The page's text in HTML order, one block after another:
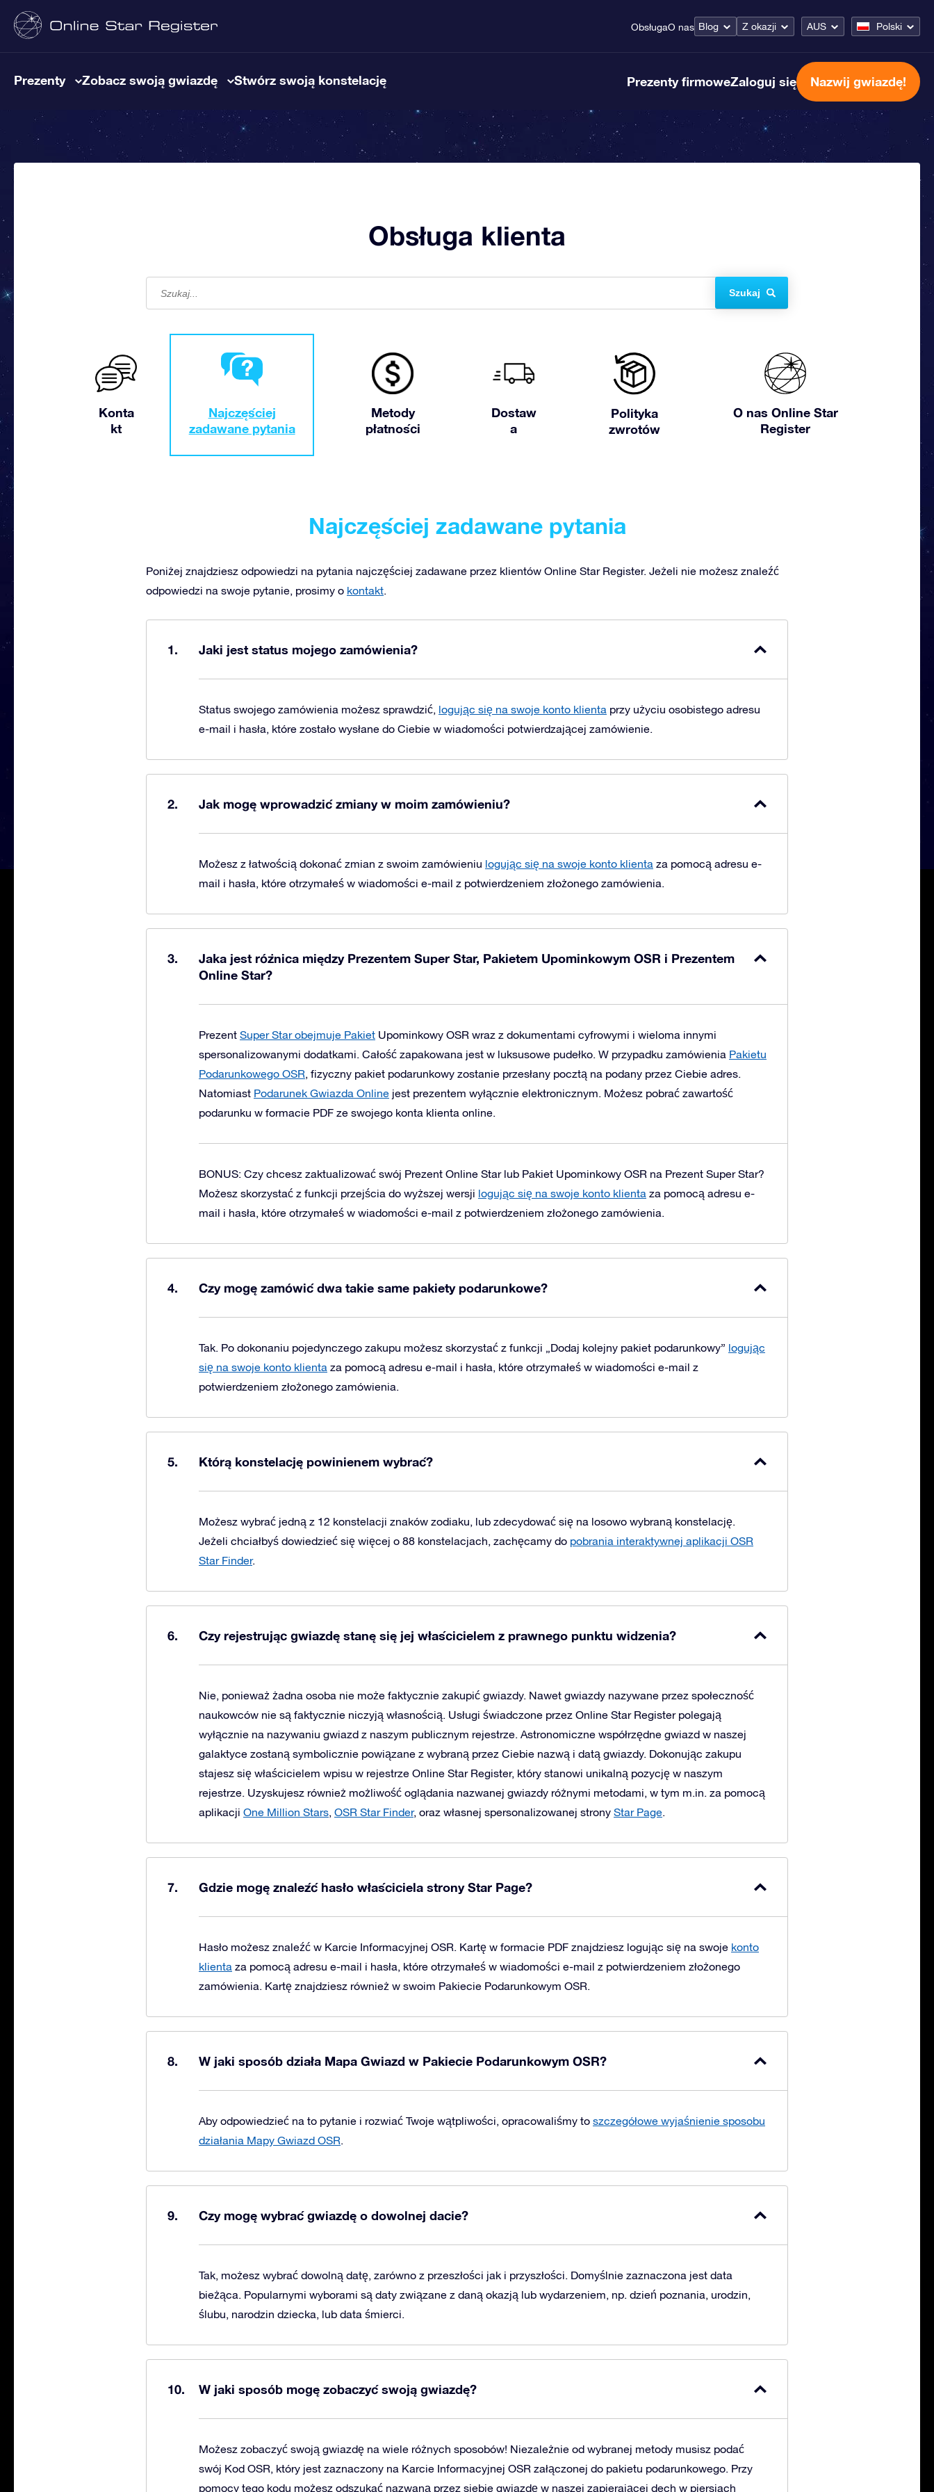
ObsługaO nas Blog Z okazji AUS Polski
Prezenty Zobacz swoją gwiazdę Stwórz swoją konstelację Prezenty firmoweZaloguj się Nazwij gwiazdę!
Obsługa klienta
Szukaj
Konta
kt
Najczęściej
zadawane pytania
Metody
płatności
Dostaw
a
Polityka
zwrotów
O nas Online Star
Register
Najczęściej zadawane pytania
Poniżej znajdziesz odpowiedzi na pytania najczęściej zadawane przez klientów Online Star Register. Jeżeli nie możesz znaleźć
odpowiedzi na swoje pytanie, prosimy o kontakt.
Jaki jest status mojego zamówienia?
Status swojego zamówienia możesz sprawdzić, logując się na swoje konto klienta przy użyciu osobistego adresu
e-mail i hasła, które zostało wysłane do Ciebie w wiadomości potwierdzającej zamówienie.
Jak mogę wprowadzić zmiany w moim zamówieniu?
Możesz z łatwością dokonać zmian z swoim zamówieniu logując się na swoje konto klienta za pomocą adresu e-
mail i hasła, które otrzymałeś w wiadomości e-mail z potwierdzeniem złożonego zamówienia.
Jaka jest różnica między Prezentem Super Star, Pakietem Upominkowym OSR i Prezentem
Online Star?
Prezent Super Star obejmuje Pakiet Upominkowy OSR wraz z dokumentami cyfrowymi i wieloma innymi
spersonalizowanymi dodatkami. Całość zapakowana jest w luksusowe pudełko. W przypadku zamówienia Pakietu
Podarunkowego OSR, fizyczny pakiet podarunkowy zostanie przesłany pocztą na podany przez Ciebie adres.
Natomiast Podarunek Gwiazda Online jest prezentem wyłącznie elektronicznym. Możesz pobrać zawartość
podarunku w formacie PDF ze swojego konta klienta online.
BONUS: Czy chcesz zaktualizować swój Prezent Online Star lub Pakiet Upominkowy OSR na Prezent Super Star?
Możesz skorzystać z funkcji przejścia do wyższej wersji logując się na swoje konto klienta za pomocą adresu e-
mail i hasła, które otrzymałeś w wiadomości e-mail z potwierdzeniem złożonego zamówienia.
Czy mogę zamówić dwa takie same pakiety podarunkowe?
Tak. Po dokonaniu pojedynczego zakupu możesz skorzystać z funkcji „Dodaj kolejny pakiet podarunkowy” logując
się na swoje konto klienta za pomocą adresu e-mail i hasła, które otrzymałeś w wiadomości e-mail z
potwierdzeniem złożonego zamówienia.
Którą konstelację powinienem wybrać?
Możesz wybrać jedną z 12 konstelacji znaków zodiaku, lub zdecydować się na losowo wybraną konstelację.
Jeżeli chciałbyś dowiedzieć się więcej o 88 konstelacjach, zachęcamy do pobrania interaktywnej aplikacji OSR
Star Finder.
Czy rejestrując gwiazdę stanę się jej właścicielem z prawnego punktu widzenia?
Nie, ponieważ żadna osoba nie może faktycznie zakupić gwiazdy. Nawet gwiazdy nazywane przez społeczność
naukowców nie są faktycznie niczyją własnością. Usługi świadczone przez Online Star Register polegają
wyłącznie na nazywaniu gwiazd z naszym publicznym rejestrze. Astronomiczne współrzędne gwiazd w naszej
galaktyce zostaną symbolicznie powiązane z wybraną przez Ciebie nazwą i datą gwiazdy. Dokonując zakupu
stajesz się właścicielem wpisu w rejestrze Online Star Register, który stanowi unikalną pozycję w naszym
rejestrze. Uzyskujesz również możliwość oglądania nazwanej gwiazdy różnymi metodami, w tym m.in. za pomocą
aplikacji One Million Stars, OSR Star Finder, oraz własnej spersonalizowanej strony Star Page.
Gdzie mogę znaleźć hasło właściciela strony Star Page?
Hasło możesz znaleźć w Karcie Informacyjnej OSR. Kartę w formacie PDF znajdziesz logując się na swoje konto
klienta za pomocą adresu e-mail i hasła, które otrzymałeś w wiadomości e-mail z potwierdzeniem złożonego
zamówienia. Kartę znajdziesz również w swoim Pakiecie Podarunkowym OSR.
W jaki sposób działa Mapa Gwiazd w Pakiecie Podarunkowym OSR?
Aby odpowiedzieć na to pytanie i rozwiać Twoje wątpliwości, opracowaliśmy to szczegółowe wyjaśnienie sposobu
działania Mapy Gwiazd OSR.
Czy mogę wybrać gwiazdę o dowolnej dacie?
Tak, możesz wybrać dowolną datę, zarówno z przeszłości jak i przyszłości. Domyślnie zaznaczona jest data
bieżąca. Popularnymi wyborami są daty związane z daną okazją lub wydarzeniem, np. dzień poznania, urodzin,
ślubu, narodzin dziecka, lub data śmierci.
W jaki sposób mogę zobaczyć swoją gwiazdę?
Możesz zobaczyć swoją gwiazdę na wiele różnych sposobów! Niezależnie od wybranej metody musisz podać
swój Kod OSR, który jest zaznaczony na Karcie Informacyjnej OSR załączonej do pakietu podarunkowego. Przy
pomocy tego kodu możesz odszukać nazwaną przez siebie gwiazdę w naszej zapierającej dech w piersiach